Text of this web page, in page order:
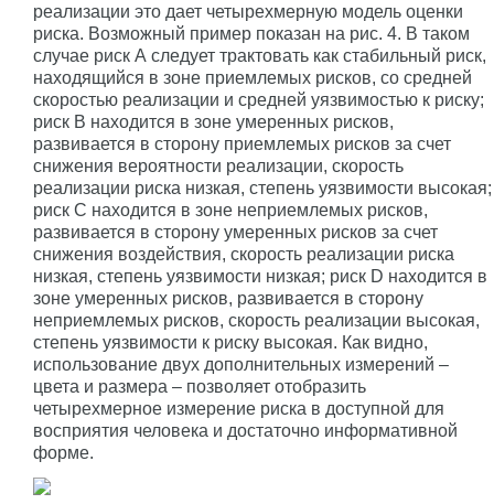
реализации это дает четырехмерную модель оценки
риска. Возможный пример показан на рис. 4. В таком
случае риск А следует трактовать как стабильный риск,
находящийся в зоне приемлемых рисков, со средней
скоростью реализации и средней уязвимостью к риску;
риск B находится в зоне умеренных рисков,
развивается в сторону приемлемых рисков за счет
снижения вероятности реализации, скорость
реализации риска низкая, степень уязвимости высокая;
риск C находится в зоне неприемлемых рисков,
развивается в сторону умеренных рисков за счет
снижения воздействия, скорость реализации риска
низкая, степень уязвимости низкая; риск D находится в
зоне умеренных рисков, развивается в сторону
неприемлемых рисков, скорость реализации высокая,
степень уязвимости к риску высокая. Как видно,
использование двух дополнительных измерений –
цвета и размера – позволяет отобразить
четырехмерное измерение риска в доступной для
восприятия человека и достаточно информативной
форме.